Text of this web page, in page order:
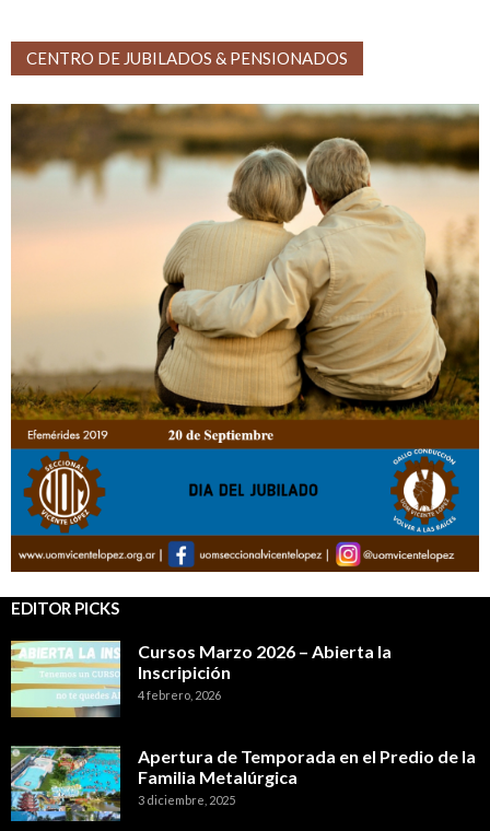
CENTRO DE JUBILADOS & PENSIONADOS
EDITOR PICKS
Cursos Marzo 2026 – Abierta la
Inscripición
4 febrero, 2026
Apertura de Temporada en el Predio de la
Familia Metalúrgica
3 diciembre, 2025